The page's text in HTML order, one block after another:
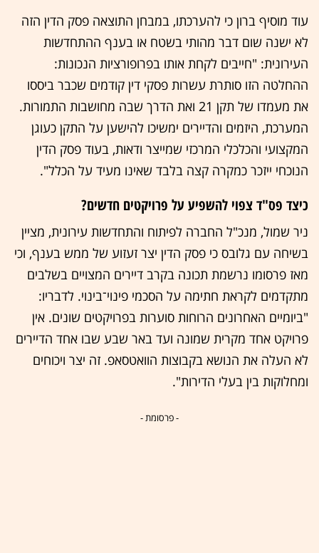
עוד מוסיף ברון כי להערכתו, במבחן התוצאה פסק הדין הזה
לא ישנה שום דבר מהותי בשטח או בענף ההתחדשות
העירונית: "חייבים לקחת אותו בפרופורציות הנכונות:
ההחלטה הזו סותרת עשרות פסקי דין קודמים שכבר ביססו
את מעמדו של תקן 21 ואת הדרך שבה מחושבות התמורות.
המערכת, היזמים והדיירים ימשיכו להישען על התקן כעוגן
המקצועי והכלכלי המרכזי שמייצר ודאות, בעוד פסק הדין
הנוכחי ייזכר כמקרה קצה בלבד שאינו מעיד על הכלל".
כיצד פס"ד צפוי להשפיע על פרויקטים חדשים?
ניר שמול, מנכ"ל החברה לפיתוח והתחדשות עירונית, מציין
בשיחה עם גלובס כי פסק הדין יצר זעזוע של ממש בענף, וכי
מאז פרסומו נרשמת תכונה בקרב דיירים המצויים בשלבים
מתקדמים לקראת חתימה על הסכמי פינוי־בינוי. לדבריו:
"ביומיים האחרונים הרוחות סוערות בפרויקטים שונים. אין
פרויקט אחד מקרית שמונה ועד באר שבע שבו אחד הדיירים
לא העלה את הנושא בקבוצות הוואטסאפ. זה יצר ויכוחים
ומחלוקות בין בעלי הדירות".
- פרסומת -